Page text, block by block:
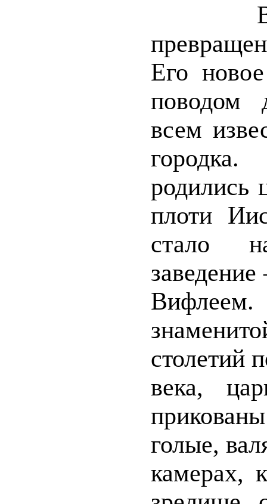
Его
поводом
всем
родились
плоти
стало
столетий
века,
голые,
камерах,